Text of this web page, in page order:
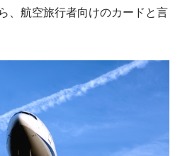
、航空旅行者向けのカードと言